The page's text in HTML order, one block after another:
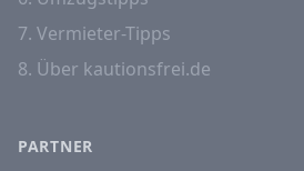
7. Vermieter-Tipps
8. Über kautionsfrei.de
PARTNER